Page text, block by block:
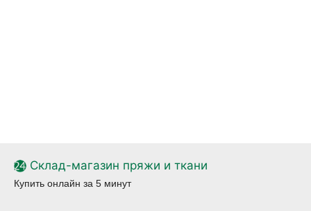
Склад-магазин пряжи и ткани
Купить онлайн за 5 минут